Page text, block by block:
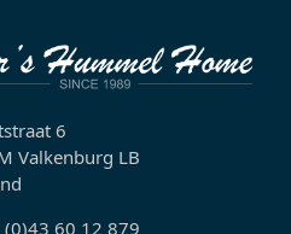
6
Valkenburg LB
(0)43 60 12 879